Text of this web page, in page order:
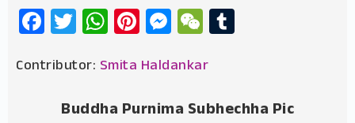
Facebook
Twitter
WhatsApp
Pinterest
Messenger
WeChat
Contributor: Smita Haldankar
Buddha Purnima Subhechha Pic